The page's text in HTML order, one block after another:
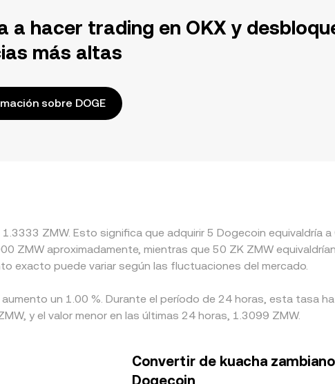
a hacer trading en OKX y
más altas
sobre DOGE
ZMW. Esto significa que adquirir 5 Dogecoin equivaldría
ZMW aproximadamente, mientras que 50 ZK ZMW
exacto puede variar según las fluctuaciones del mercado.
un 1.00 %. Durante el período de 24 horas, esta tasa
y el valor menor en las últimas 24 horas, 1.3099 ZMW.
Convertir de kuacha
Dogecoin